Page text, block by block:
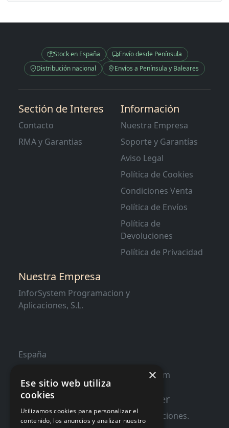
Stock en España
Envío desde Península
Distribución nacional
Envíos a Península y Baleares
Sectión de Interes
Contacto
RMA y Garantias
Información
Nuestra Empresa
Soporte y Garantías
Aviso Legal
Política de Cookies
Condiciones Venta
Política de Envíos
Política de
Devoluciones
Política de Privacidad
Nuestra Empresa
InforSystem Programacion y
Aplicaciones, S.L.
España
contacto@distribucioninformatica.com
Suscribete a nuestro Newsletter
Te informaremos de ofertas y promociones.
×
Ese sitio web utiliza
cookies
Utilizamos cookies para personalizar el
contenido, los anuncios y analizar nuestro